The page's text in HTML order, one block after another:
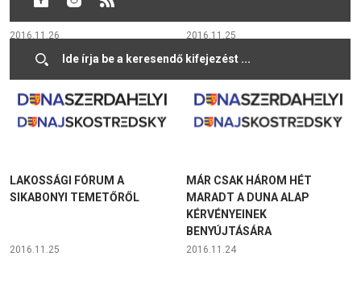
2016.11.26 2016.11.25
LAKOSSÁGI FÓRUM A
SIKABONYI TEMETŐRŐL
2016.11.25
MÁR CSAK HÁROM HÉT
MARADT A DUNA ALAP
KÉRVÉNYEINEK
BENYÚJTÁSÁRA
2016.11.24